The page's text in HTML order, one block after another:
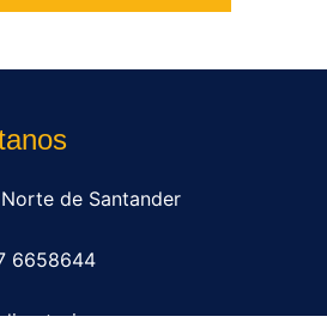
Norte de Santander
6658644